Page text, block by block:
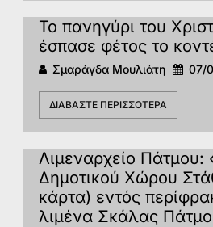
Το πανηγύρι του
έσπασε φέτος το
Σμαράγδα Μουλιάτη 07/
ΔΙΑΒΆΣΤΕ ΠΕΡΙΣΣΌΤΕΡΑ
Λιμεναρχείο Πάτμου:
Δημοτικού Χώρου
κάρτα) εντός
λιμένα Σκάλας